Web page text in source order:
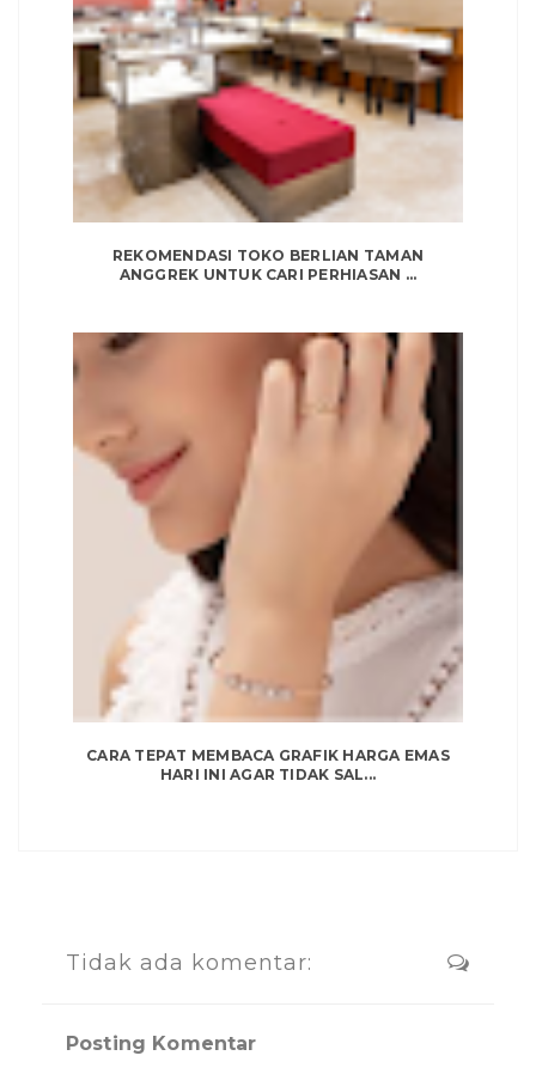
REKOMENDASI TOKO BERLIAN TAMAN
ANGGREK UNTUK CARI PERHIASAN ...
CARA TEPAT MEMBACA GRAFIK HARGA EMAS
HARI INI AGAR TIDAK SAL...
Tidak ada komentar:
Posting Komentar